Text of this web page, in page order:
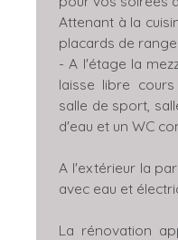
Attenant à la
placards de
- A l'étage la
laisse libre
salle de sport,
d'eau et un WC
A l'extérieur la
avec eau et
La rénovation